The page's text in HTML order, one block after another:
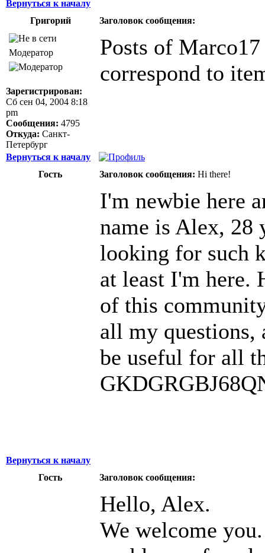
Вернуться к началу
Григорий
Заголовок сообщения:
Модератор
Зарегистрирован:
Сб сен 04, 2004 8:18
pm
Сообщения: 4795
Откуда: Санкт-
Петербург
Posts of
correspond to
Вернуться к началу
Гость
Заголовок сообщения: Hi there!
I'm newbie here
name is Alex, 28
looking for such
at least I'm here.
of this
all my questions,
be useful for all
Вернуться к началу
Гость
Заголовок сообщения:
Hello, Alex.
We welcome